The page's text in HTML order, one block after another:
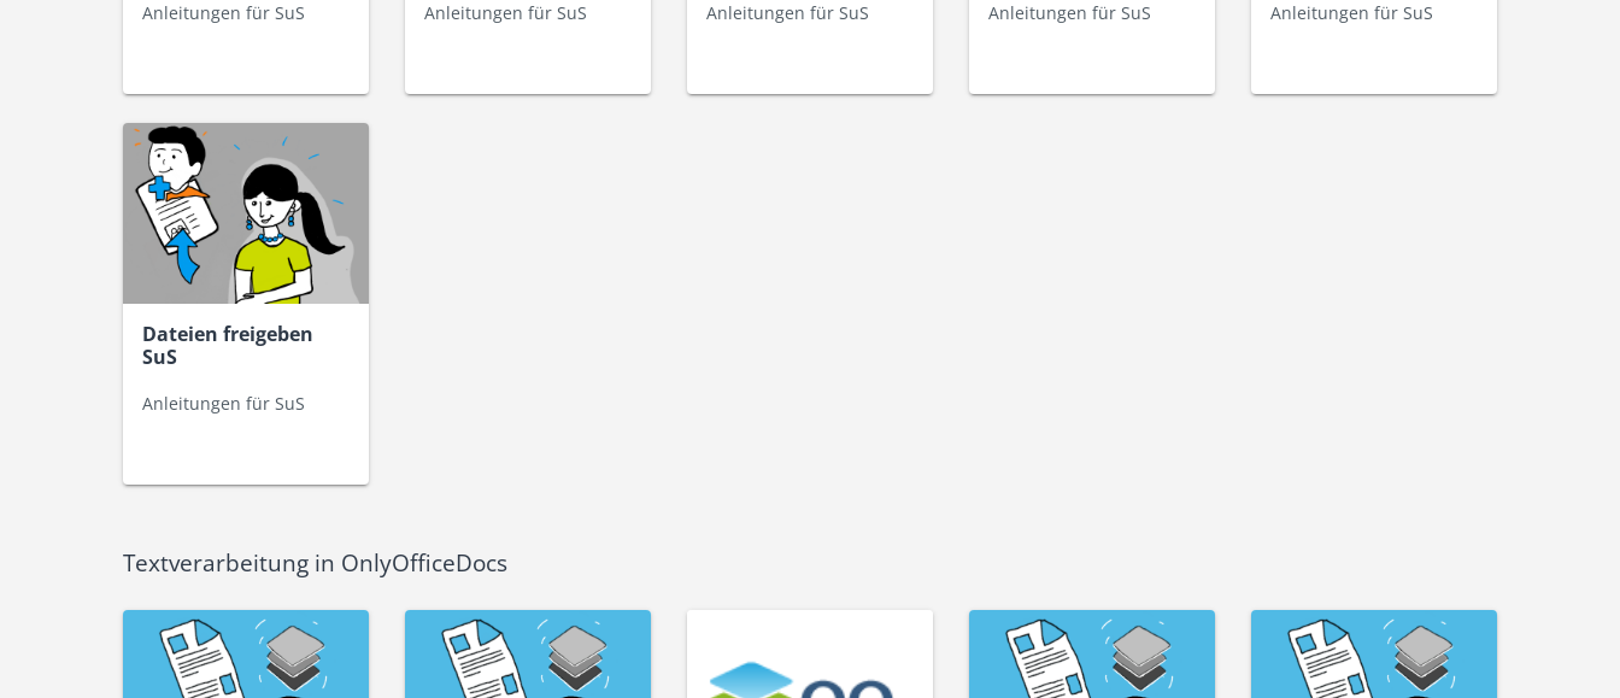
Anleitungen für SuS Anleitungen für SuS Anleitungen für SuS Anleitungen für SuS Anleitungen für SuS
Dateien freigeben
SuS
Anleitungen für SuS
Textverarbeitung in OnlyOfficeDocs